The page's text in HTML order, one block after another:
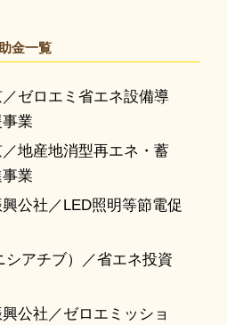
金一覧
ゼロエミ省エネ設備導
業
地産地消型再エネ・蓄
業
公社／LED照明等節電促
シアチブ）／省エネ投資
公社／ゼロエミッショ